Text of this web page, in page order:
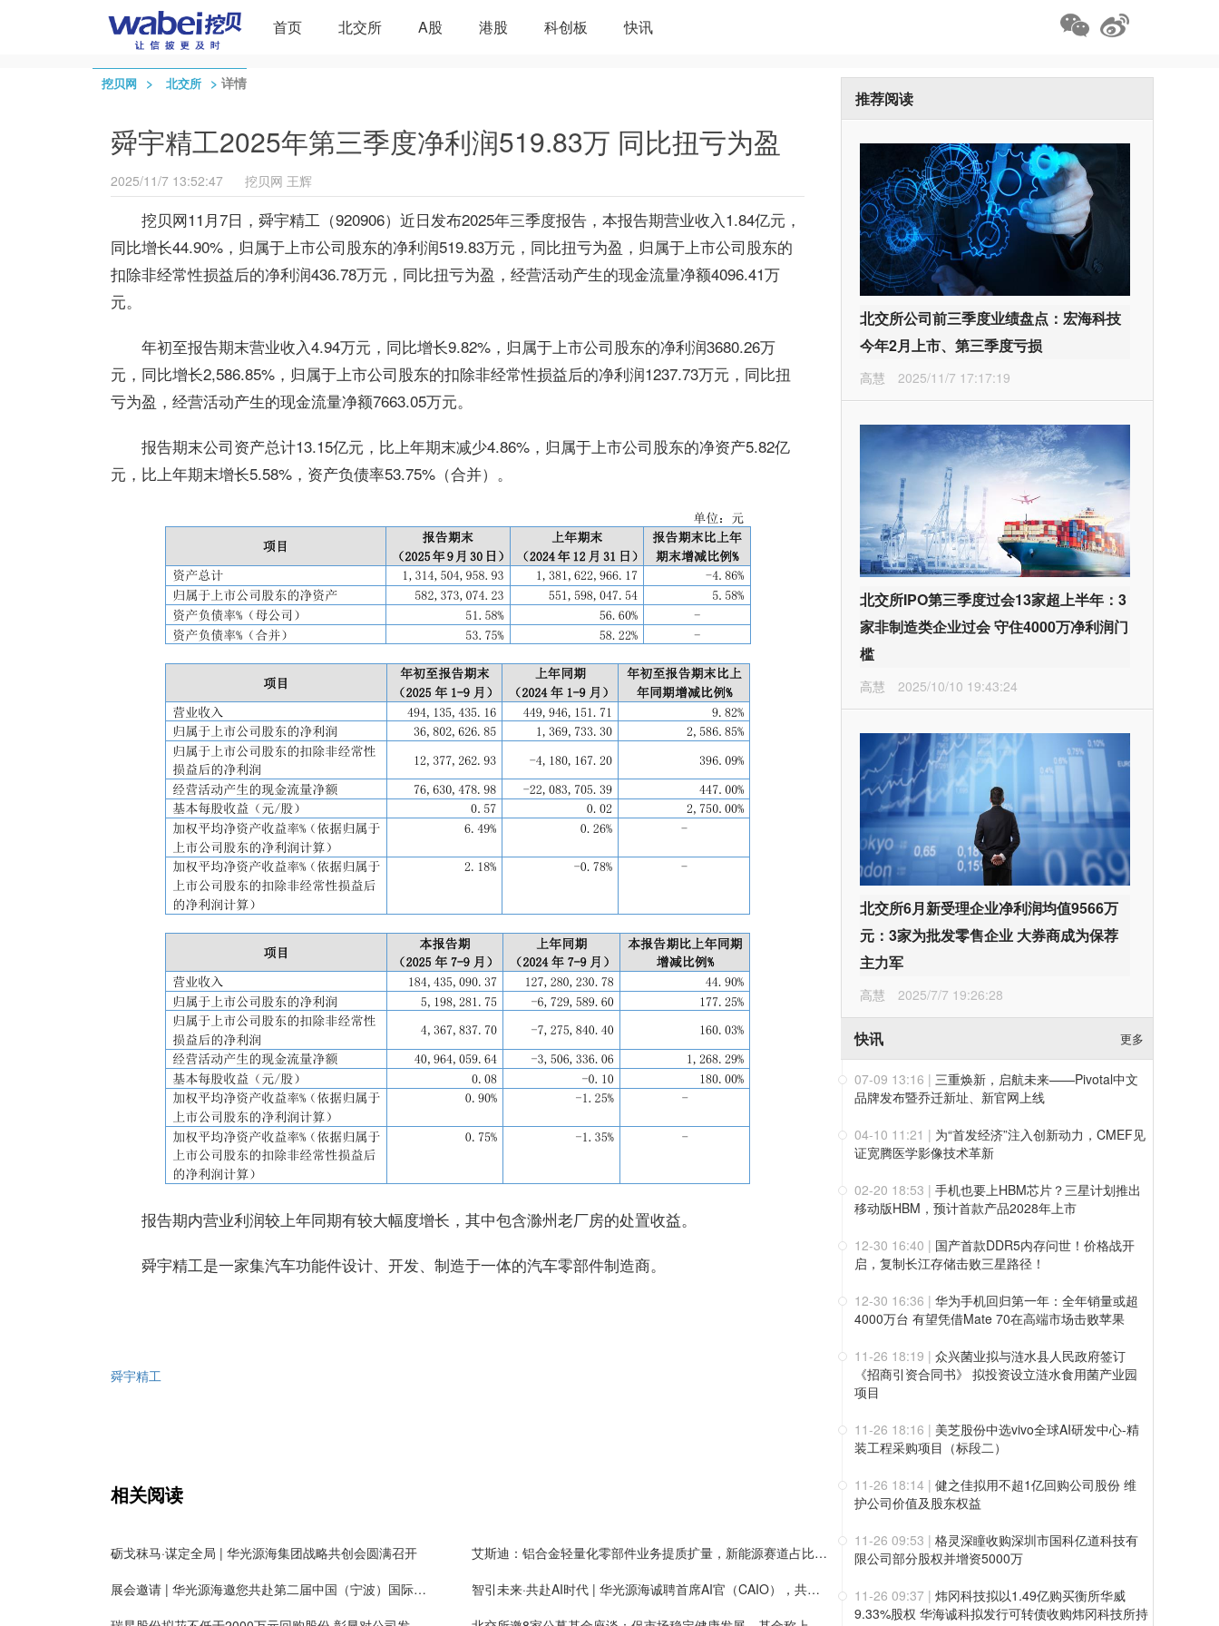
首页 北交所 A股 港股 科创板 快讯
挖贝网 > 北交所 > 详情
舜宇精工2025年第三季度净利润519.83万 同比扭亏为盈
2025/11/7 13:52:47 挖贝网 王辉
挖贝网11月7日，舜宇精工（920906）近日发布2025年三季度报告，本报告期营业收入1.84亿元，
同比增长44.90%，归属于上市公司股东的净利润519.83万元，同比扭亏为盈，归属于上市公司股东的
扣除非经常性损益后的净利润436.78万元，同比扭亏为盈，经营活动产生的现金流量净额4096.41万
元。
年初至报告期末营业收入4.94万元，同比增长9.82%，归属于上市公司股东的净利润3680.26万
元，同比增长2,586.85%，归属于上市公司股东的扣除非经常性损益后的净利润1237.73万元，同比扭
亏为盈，经营活动产生的现金流量净额7663.05万元。
报告期末公司资产总计13.15亿元，比上年期末减少4.86%，归属于上市公司股东的净资产5.82亿
元，比上年期末增长5.58%，资产负债率53.75%（合并）。
报告期内营业利润较上年同期有较大幅度增长，其中包含滁州老厂房的处置收益。
舜宇精工是一家集汽车功能件设计、开发、制造于一体的汽车零部件制造商。
舜宇精工
相关阅读
砺戈秣马·谋定全局 | 华光源海集团战略共创会圆满召开
艾斯迪：铝合金轻量化零部件业务提质扩量，新能源赛道占比持续提高
展会邀请 | 华光源海邀您共赴第二届中国（宁波）国际物流与供应链博览会，展位号：T01
智引未来·共赴AI时代 | 华光源海诚聘首席AI官（CAIO），共创智慧物流新未来！
推荐阅读
北交所公司前三季度业绩盘点：宏海科技
今年2月上市、第三季度亏损
高慧 2025/11/7 17:17:19
北交所IPO第三季度过会13家超上半年：3
家非制造类企业过会 守住4000万净利润门
槛
高慧 2025/10/10 19:43:24
北交所6月新受理企业净利润均值9566万
元：3家为批发零售企业 大券商成为保荐
主力军
高慧 2025/7/7 19:26:28
快讯 更多
07-09 13:16 | 三重焕新，启航未来——Pivotal中文
品牌发布暨乔迁新址、新官网上线
04-10 11:21 | 为“首发经济”注入创新动力，CMEF见
证宽腾医学影像技术革新
02-20 18:53 | 手机也要上HBM芯片？三星计划推出
移动版HBM，预计首款产品2028年上市
12-30 16:40 | 国产首款DDR5内存问世！价格战开
启，复制长江存储击败三星路径！
12-30 16:36 | 华为手机回归第一年：全年销量或超
4000万台 有望凭借Mate 70在高端市场击败苹果
11-26 18:19 | 众兴菌业拟与涟水县人民政府签订
《招商引资合同书》 拟投资设立涟水食用菌产业园
项目
11-26 18:16 | 美芝股份中选vivo全球AI研发中心-精
装工程采购项目（标段二）
11-26 18:14 | 健之佳拟用不超1亿回购公司股份 维
护公司价值及股东权益
11-26 09:53 | 格灵深瞳收购深圳市国科亿道科技有
限公司部分股权并增资5000万
11-26 09:37 | 炜冈科技拟以1.49亿购买衡所华威
9.33%股权 华海诚科拟发行可转债收购炜冈科技所持